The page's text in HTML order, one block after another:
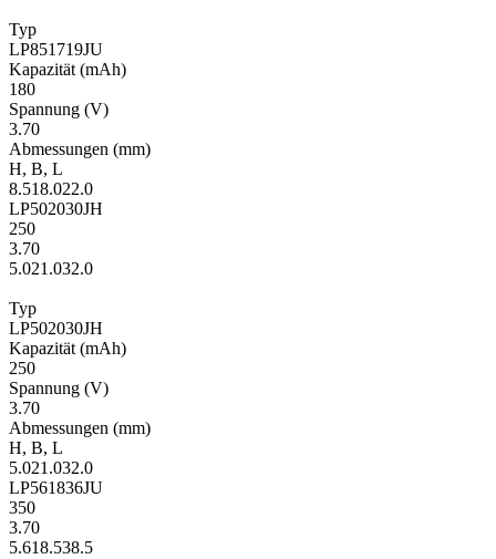
Typ
LP851719JU
Kapa­zität (mAh)
180
Span­nung (V)
3.70
Ab­mes­sungen (mm)
H, B, L
8.518.022.0
LP502030JH
250
3.70
5.021.032.0
Typ
LP502030JH
Kapa­zität (mAh)
250
Span­nung (V)
3.70
Ab­mes­sungen (mm)
H, B, L
5.021.032.0
LP561836JU
350
3.70
5.618.538.5